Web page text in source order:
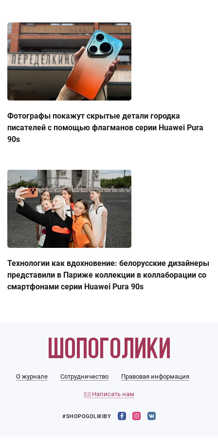
Фотографы покажут скрытые детали городка
писателей с помощью флагманов серии Huawei Pura
90s
Технологии как вдохновение: белорусские дизайнеры
представили в Париже коллекции в коллаборации со
смартфонами серии Huawei Pura 90s
О журнале Сотрудничество Правовая информация
Написать нам
#SHOPOGOLIKIBY